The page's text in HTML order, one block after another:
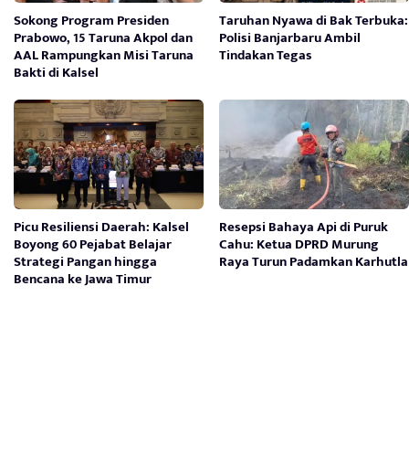
Sokong Program Presiden
Prabowo, 15 Taruna Akpol dan
AAL Rampungkan Misi Taruna
Bakti di Kalsel
Taruhan Nyawa di Bak Terbuka:
Polisi Banjarbaru Ambil
Tindakan Tegas
Picu Resiliensi Daerah: Kalsel
Boyong 60 Pejabat Belajar
Strategi Pangan hingga
Bencana ke Jawa Timur
Resepsi Bahaya Api di Puruk
Cahu: Ketua DPRD Murung
Raya Turun Padamkan Karhutla